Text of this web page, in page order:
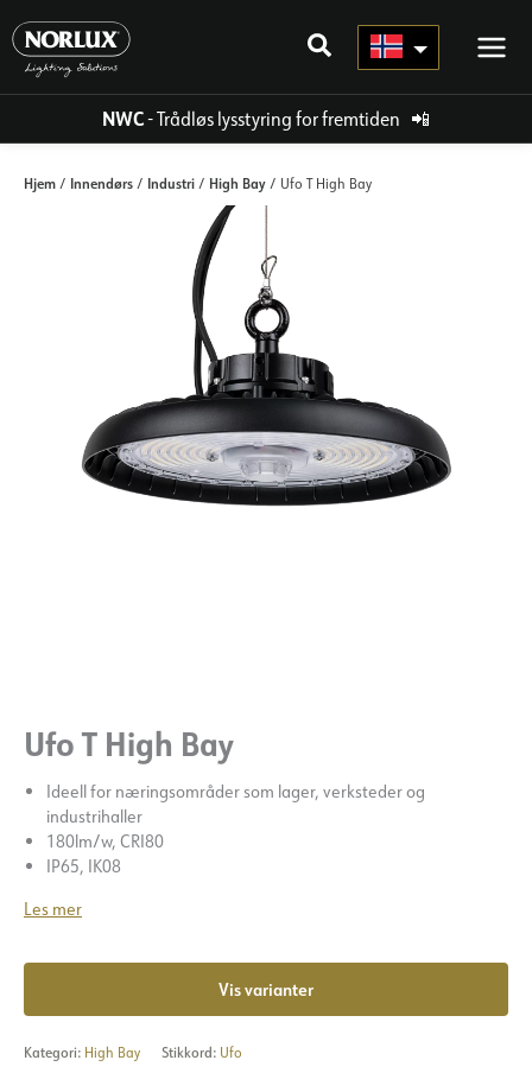
rett
innholdet
NWC- Trådløs lysstyring for fremtiden 📲
Hjem / Innendørs / Industri / High Bay / Ufo T High Bay
Ufo T High Bay
Ideell for næringsområder som lager, verksteder og
industrihaller
180lm/w, CRI80
IP65, IK08
Les mer
Vis varianter
Kategori: High Bay Stikkord: Ufo